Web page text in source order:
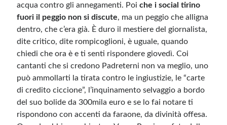
acqua contro gli annegamenti. Poiche i social tirino
fuori il peggio non si discute, ma un peggio che alligna
dentro, che c’era già. È duro il mestiere del giornalista,
dite critico, dite rompicoglioni, è uguale, quando
chiedi che ora è e ti senti rispondere giovedì. Coi
cantanti che si credono Padreterni non va meglio, uno
può ammollarti la tirata contro le ingiustizie, le “carte
di credito ciccione”, l’inquinamento selvaggio a bordo
del suo bolide da 300mila euro e se lo fai notare ti
rispondono con accenti da faraone, da divinità offesa.